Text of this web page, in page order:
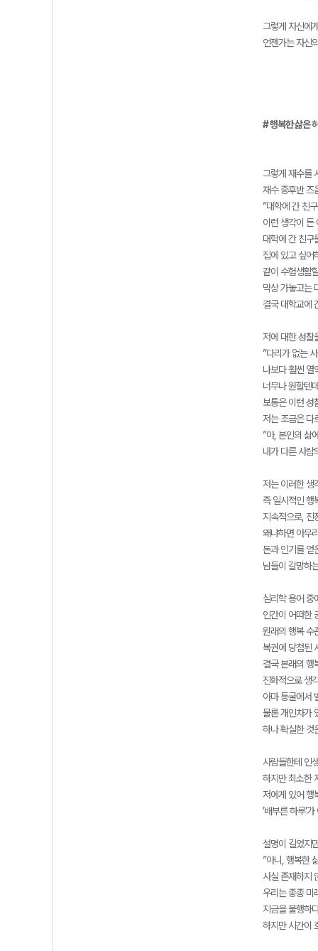
그렇게 자신에
언젠가는 자신
# 행복한 삶은
그렇게 재수를
재수 중후반 즈
”대학에 간 친
이런 생각이 든
대학에 간 친구
집에 있고 싶어
같이 수험생활
막상 가놓고는
결국 대학교에
저에 대한 성찰
”다리가 없는
나보다 훨씬 열
너무나 원할텐
보통은 이런 성
저는 조금은 다
”아, 본인의 삶
내가 다른 사람
저는 이러한 생
즉 일시적인 행
지속적으로, 진
왜냐하면 아무
돈과 인기를 얻
남들이 갈망하
심리학 용어 중
인간이 어떠한
원래의 행복 수
복권에 당첨된
결국 본래의 행
진화적으로 생
아마 동굴에서
물론 개인차가
하나 확실한 것
사람들한테 인
하지만 최소한
저에게 있어 행
’배부른 하루’
설명이 길었지
”아니, 행복한
사실 존재하지
우리는 종종 미
지금을 불행하
하지만 시간이